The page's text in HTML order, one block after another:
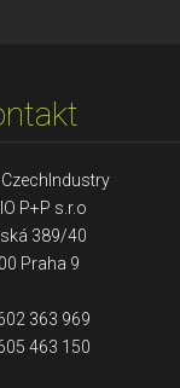
P+P s.r.o
389/40
Praha 9
363 969
463 150